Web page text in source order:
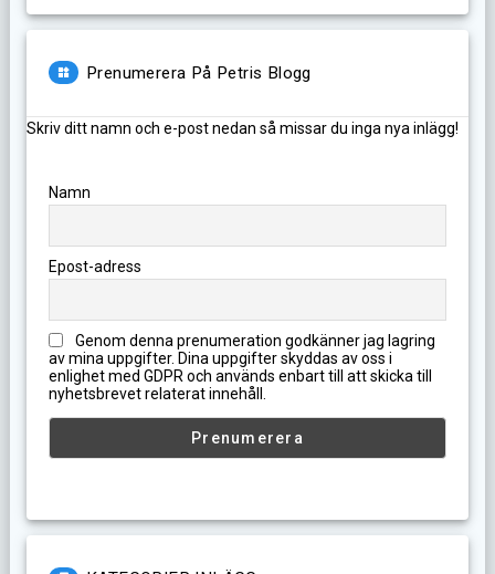
Prenumerera På Petris Blogg
Skriv ditt namn och e-post nedan så missar du inga nya inlägg!
Namn
Epost-adress
Genom denna prenumeration godkänner jag lagring
av mina uppgifter. Dina uppgifter skyddas av oss i
enlighet med GDPR och används enbart till att skicka till
nyhetsbrevet relaterat innehåll.